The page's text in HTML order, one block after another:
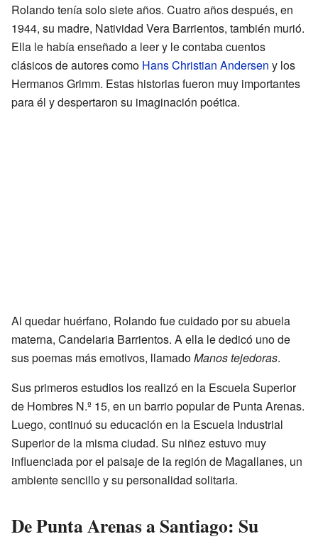
Rolando tenía solo siete años. Cuatro años después, en
1944, su madre, Natividad Vera Barrientos, también murió.
Ella le había enseñado a leer y le contaba cuentos
clásicos de autores como Hans Christian Andersen y los
Hermanos Grimm. Estas historias fueron muy importantes
para él y despertaron su imaginación poética.
Al quedar huérfano, Rolando fue cuidado por su abuela
materna, Candelaria Barrientos. A ella le dedicó uno de
sus poemas más emotivos, llamadoManos tejedoras.
Sus primeros estudios los realizó en la Escuela Superior
de Hombres N.º 15, en un barrio popular de Punta Arenas.
Luego, continuó su educación en la Escuela Industrial
Superior de la misma ciudad. Su niñez estuvo muy
influenciada por el paisaje de la región de Magallanes, un
ambiente sencillo y su personalidad solitaria.
De Punta Arenas a Santiago: Su